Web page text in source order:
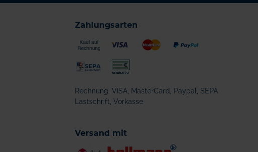
Zahlungsarten
Rechnung, VISA, MasterCard, Paypal, SEPA
Lastschrift, Vorkasse
Versand mit